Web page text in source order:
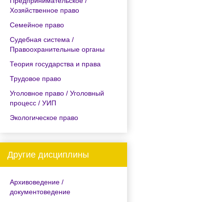
Хозяйственное право
Семейное право
Судебная система /
Правоохранительные органы
Теория государства и права
Трудовое право
Уголовное право / Уголовный
процесс / УИП
Экологическое право
Другие дисциплины
Архивоведение /
документоведение